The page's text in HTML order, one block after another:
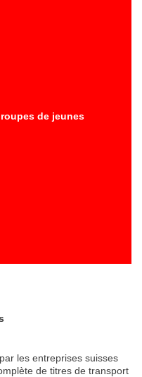
de jeunes
les entreprises suisses
de titres de transport